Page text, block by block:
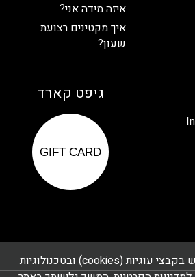
איזה מידה אני?
איך מקטינים רצועת
שעון?
גיפט קארד
GIFT CARD
באתר זה נעשה שימוש בקבצי עוגיות (cookies) ובטכנולוגיות